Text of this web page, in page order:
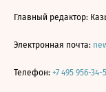
Главный редактор:
Электронная почта:
Телефон: +7 495 956-34-